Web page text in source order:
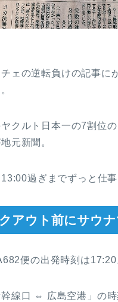
ェの逆転負けの記事に
クルト日本一の7割位
元新聞。
過ぎまでずっと仕事
アウト前にサウナ
便の出発時刻は17:20
幹線口 ⇔ 広島空港」の時